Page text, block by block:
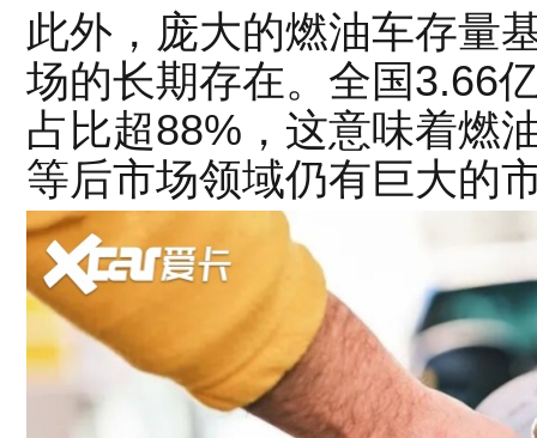
此外，庞大的燃油车存量
场的长期存在。全国3.66
占比超88%，这意味着燃
等后市场领域仍有巨大的